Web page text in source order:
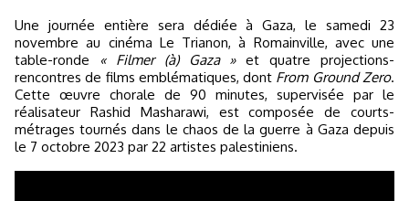
Une journée entière sera dédiée à Gaza, le samedi 23
novembre au cinéma Le Trianon, à Romainville, avec une
table-ronde
« Filmer (à) Gaza »et quatre projections-
rencontres de films emblématiques, dont From Ground Zero.
Cette œuvre chorale de 90 minutes, supervisée par le
réalisateur Rashid Masharawi, est composée de courts-
métrages tournés dans le chaos de la guerre à Gaza depuis
le 7 octobre 2023 par 22 artistes palestiniens.